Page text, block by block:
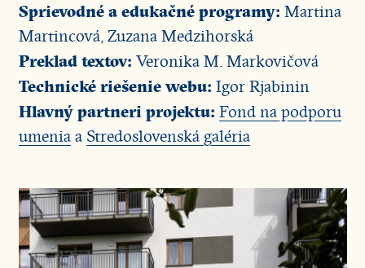
Sprievodné a edukačné programy: Martina
Martincová, Zuzana Medzihorská
Preklad textov: Veronika M. Markovičová
Technické riešenie webu: Igor Rjabinin
Hlavný partneri projektu: Fond na podporu
umeniaa Stredoslovenská galéria